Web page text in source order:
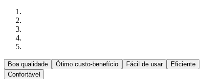
Boa qualidade Ótimo custo-benefício Fácil de usar
Eficiente
Confortável